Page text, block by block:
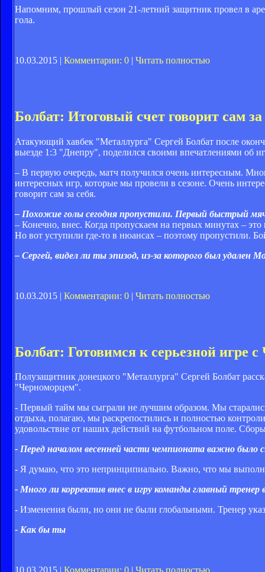
Напомним, прошлый сезон 21-летний защитник провел в
гола.
10.03.2015 | Комментарии: 0 | Читать полностью
Болбат: Итоговый счет говорит сам за
Атакующий хавбек "Металлурга" Сергей Болбат после
выезде 1:3 "Днепру", поделился своими впечатлениями об
– В первую очередь, матч получился очень интересным.
интересных игр, которые мы провели в сезоне. Очень
говорит сам за себя.
– Похожие голы сегодня пропустили. Первый быстрый
– Конечно, внес. Когда пропускаем на первых минутах –
Но вот уступили где-то в нюансах – поэтому пропустили.
– Сергей, видел ли ты эпизод, из-за которого был удален
10.03.2015 | Комментарии: 0 | Читать полностью
Болбат: Готовимся к серьезной игре
Полузащитник донецкого "Металлурга" Сергей Болбат
"Черноморцем".
- Первый тайм мы сыграли не лучшим образом. Мы
отдыха, полагаю, мы раскрепостились и полностью
удовольствие от наших действий на футбольном поле.
- Перед началом весенней части чемпионата важно было
- Я думаю, что это непринципиально. Важно, что мы
- Много ли корректив внес в игру команды главный тренер
- Изменения были, но они не были глобальными. Тренер
- Как бы ты